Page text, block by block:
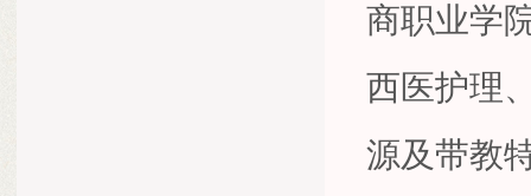
商职业学
西医护理
源及带教